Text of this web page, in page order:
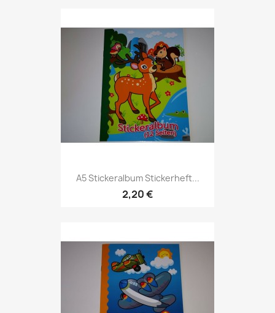
A5 Stickeralbum Stickerheft...
2,20 €